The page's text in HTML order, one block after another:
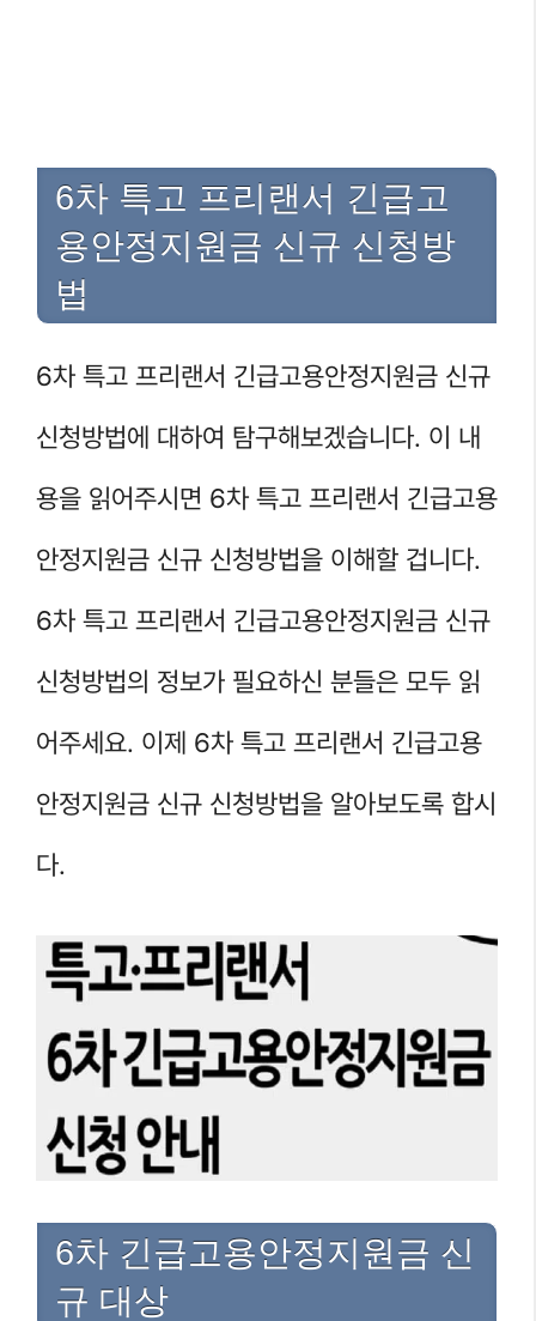
6차 특고 프리랜서 긴급고
용안정지원금 신규 신청방
법
6차 특고 프리랜서 긴급고용안정지원금 신규
신청방법에 대하여 탐구해보겠습니다. 이 내
용을 읽어주시면 6차 특고 프리랜서 긴급고용
안정지원금 신규 신청방법을 이해할 겁니다.
6차 특고 프리랜서 긴급고용안정지원금 신규
신청방법의 정보가 필요하신 분들은 모두 읽
어주세요. 이제 6차 특고 프리랜서 긴급고용
안정지원금 신규 신청방법을 알아보도록 합시
다.
6차 긴급고용안정지원금 신
규 대상